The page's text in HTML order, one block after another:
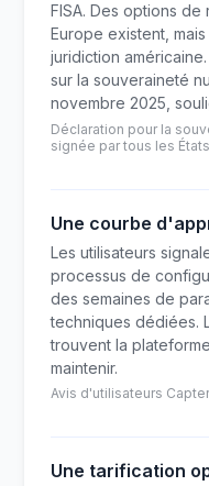
FISA. Des options
Europe existent,
juridiction
sur la souveraineté
novembre 2025,
Déclaration pour la
signée par tous les
Une courbe
Les utilisateurs
processus de
des semaines de
techniques dédiées.
trouvent la
maintenir.
Avis d'utilisateurs
Une tarification